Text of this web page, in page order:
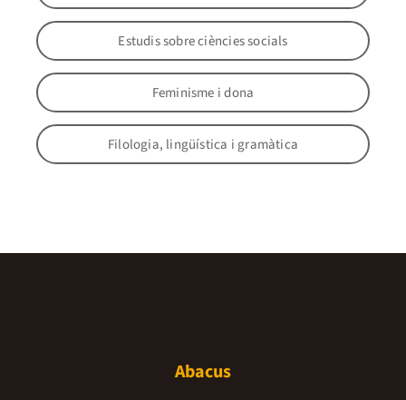
Estudis sobre ciències socials
Feminisme i dona
Filologia, lingüística i gramàtica
Abacus